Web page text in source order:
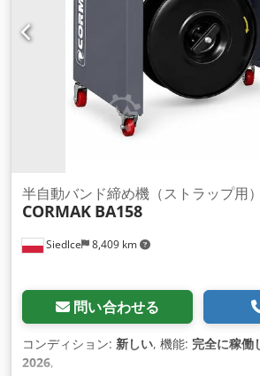
Siedlce 8,409 km
半自動バンド締め機（ストラップ用）
CORMAK BA158
問い合わせる
コンディション: 新しい, 機能: 完全に稼働
2026,